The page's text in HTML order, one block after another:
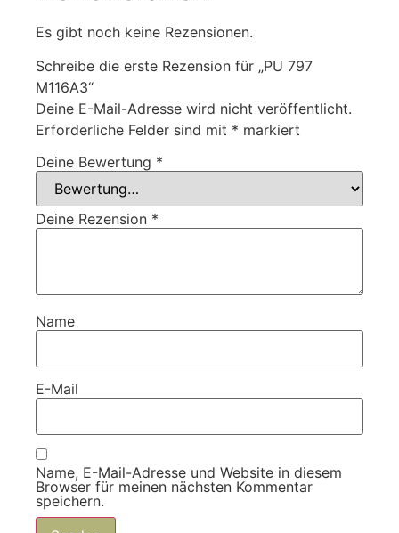
Es gibt noch keine Rezensionen.
Schreibe die erste Rezension für „PU 797
M116A3“
Deine E-Mail-Adresse wird nicht veröffentlicht.
Erforderliche Felder sind mit * markiert
Deine Bewertung *
Deine Rezension *
Name
E-Mail
Name, E-Mail-Adresse und Website in diesem
Browser für meinen nächsten Kommentar
speichern.